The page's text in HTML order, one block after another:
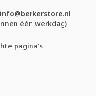
info@berkerstore.nl
één werkdag)
pagina's